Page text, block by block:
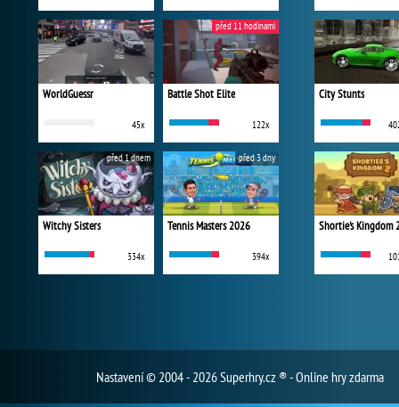
WorldGuessr
45x
Battle Shot Elite
122x
před 11 hodinami
Witchy Sisters
334x
před 1 dnem
Tennis Masters 2026
394x
před 3 dny
City Stunts
Shortie's Kingdom
Nastavení© 2004 - 2026 Superhry.cz ® - Online hry zdarma